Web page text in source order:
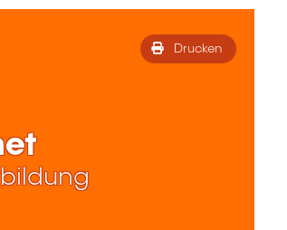
Drucken